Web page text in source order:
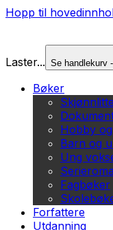
Hopp til
Laster... Se handlekurv
Bøker
Hobby
Barn og
Ung
Fagbøker
Forfattere
Utdanning